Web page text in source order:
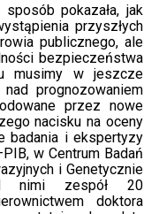
pokazała, jak
przyszłych
publicznego, ale
bezpieczeństwa
musimy w jeszcze
prognozowaniem
przez nowe
nacisku na oceny
badania i ekspertyzy
w Centrum Badań
i Genetycznie
nimi zespół 20
doktora